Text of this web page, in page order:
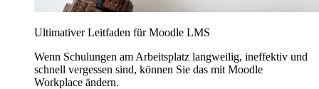
Ultimativer Leitfaden für Moodle LMS
Wenn Schulungen am Arbeitsplatz langweilig, ineffektiv und
schnell vergessen sind, können Sie das mit Moodle
Workplace ändern.